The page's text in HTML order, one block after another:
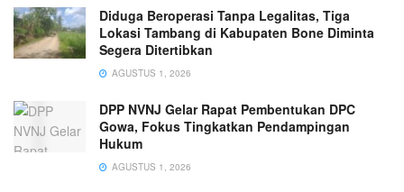
Diduga Beroperasi Tanpa Legalitas, Tiga
Lokasi Tambang di Kabupaten Bone Diminta
Segera Ditertibkan
AGUSTUS 1, 2026
DPP NVNJ Gelar Rapat Pembentukan DPC
Gowa, Fokus Tingkatkan Pendampingan
Hukum
AGUSTUS 1, 2026